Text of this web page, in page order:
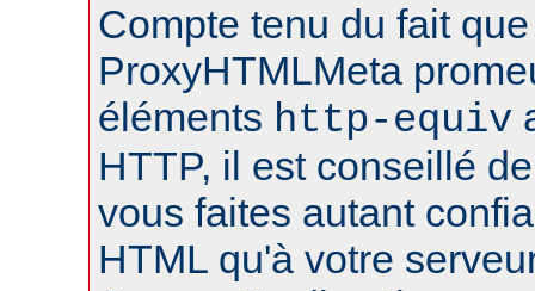
Compte tenu du fait
ProxyHTMLMeta
éléments http-equiv
HTTP, il est conseillé
vous faites autant
HTML qu'à votre